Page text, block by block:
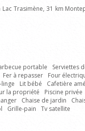
Lac Trasimène, 31 km
portable
Serviettes
Fer à repasser Four
linge Lit bébé
Cafetière
la propriété
Piscine privée
Chaise de jardin
Grille-pain
Tv satellite